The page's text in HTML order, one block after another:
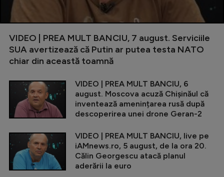
VIDEO | PREA MULT BANCIU, 7 august. Serviciile
SUA avertizează că Putin ar putea testa NATO
chiar din această toamnă
VIDEO | PREA MULT BANCIU, 6
august. Moscova acuză Chișinăul că
inventează amenințarea rusă după
descoperirea unei drone Geran-2
VIDEO | PREA MULT BANCIU, live pe
iAMnews.ro, 5 august, de la ora 20.
Călin Georgescu atacă planul
aderării la euro